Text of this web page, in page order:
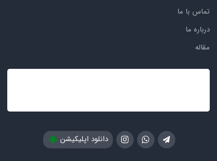
تماس با ما
درباره ما
مقاله
دانلود اپلیکیشن